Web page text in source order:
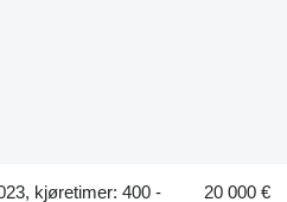
kjøretimer: 400 -
20 000 €